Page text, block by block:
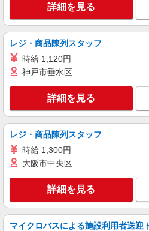
紹介予定派遣
株式会社シエロ
携帯販売スタッ
時給1400円〜
残業代支給 ★交通
+゜・。○。・゜+
万円支給(規定有) お友達を紹介頂くと, インセンテ
ィブ支給(規定有) ★月2回払い・週払い可能（規程
有）★ ゜・。○。
富山県富山市
キープ
派遣社員
株式会社シエロ
【softbank】人
売
時給1300円〜
残業代支給 ★交通
+゜・。○。・゜+
万円支給(規定有) お友達を紹介頂くと, インセンテ
富山県富山市
詳細を見る
レジ・商品陳列スタッフ
時給 1,120円
神戸市垂水区
詳細を見る
レジ・商品陳列スタッフ
時給 1,300円
大阪市中央区
詳細を見る
マイクロバスによる施設利用者送迎